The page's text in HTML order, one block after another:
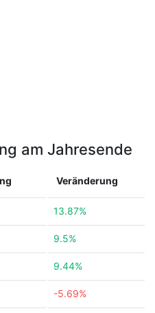
am Jahresende
Veränderung
13.87%
9.5%
9.44%
-5.69%